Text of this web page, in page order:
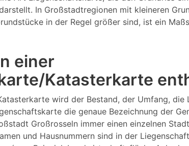
In Großstadtregionen mit kleineren
in der Regel größer sind, ist ein
einer
Katasterkarte
wird der Bestand, der Umfang, die
die genaue Bezeichnung der
Großrosseln immer einen einzelnen
und Hausnummern sind in der